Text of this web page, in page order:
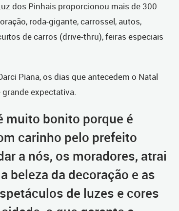
dos Pinhais proporcionou mais de 300
roda-gigante, carrossel, autos,
de carros (drive-thru), feiras especiais
Piana, os dias que antecedem o Natal
expectativa.
muito bonito porque é
carinho pelo prefeito
a nós, os moradores, atrai
beleza da decoração e as
de luzes e cores